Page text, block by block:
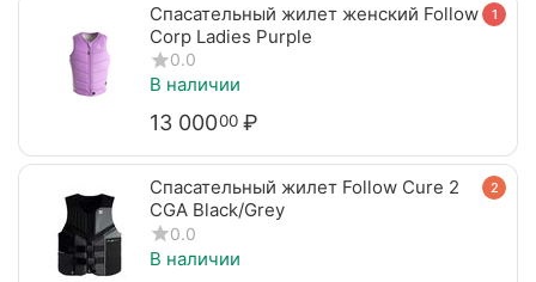
1
Спасательный жилет женский Follow
Corp Ladies Purple
0.0
В наличии
13 00000 ₽
2
Спасательный жилет Follow Cure 2
CGA Black/Grey
0.0
В наличии